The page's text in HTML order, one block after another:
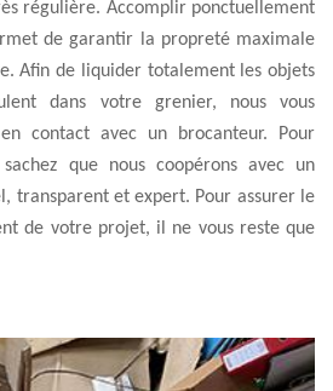
régulière. Accomplir ponctuellement
de garantir la propreté maximale
Afin de liquider totalement les objets
dans votre grenier, nous vous
contact avec un brocanteur. Pour
que nous coopérons avec un
transparent et expert. Pour assurer le
de votre projet, il ne vous reste que